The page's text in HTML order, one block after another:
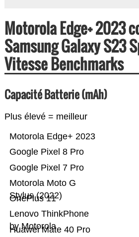
Motorola Edge+ 2023
Samsung Galaxy S23
Vitesse Benchmarks
Capacité Batterie (mAh)
Plus élevé = meilleur
Huawei Mate 40 Pro
Lenovo ThinkPhone
by Motorola
OnePlus 11
Motorola Moto G
Stylus (2022)
Google Pixel 7 Pro
Google Pixel 8 Pro
Motorola Edge+ 2023